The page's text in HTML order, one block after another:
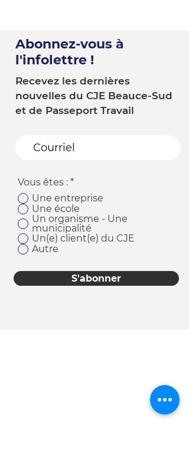
Abonnez-vous à
l'infolettre !
Recevez les dernières
nouvelles du CJE Beauce-Sud
et de Passeport Travail
Vous êtes : *
Une entreprise
Une école
Un organisme - Une
municipalité
Un(e) client(e) du CJE
Autre
S'abonner